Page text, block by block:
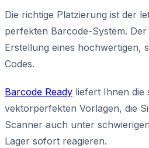
Die richtige Platzierung ist der
perfekten Barcode-System.
Erstellung eines hochwertigen,
Codes.
Barcode Ready liefert Ihnen die
vektorperfekten Vorlagen, die
Scanner auch unter
Lager sofort reagieren.